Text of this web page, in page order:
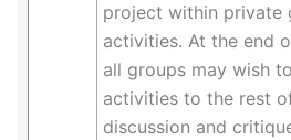
project within private
activities. At the end
all groups may wish
activities to the rest
discussion and